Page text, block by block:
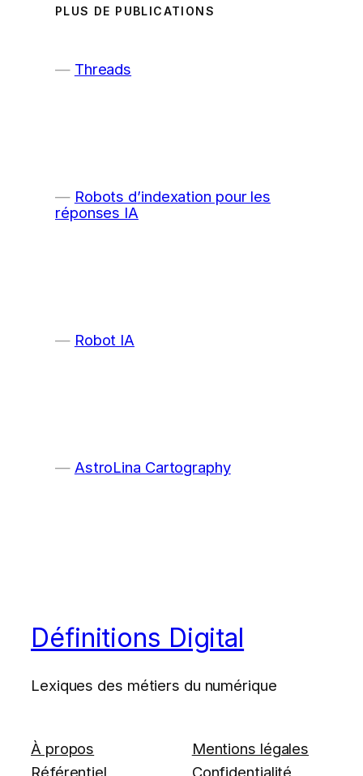
PLUS DE PUBLICATIONS
Threads
Robots d’indexation pour les
réponses IA
Robot IA
AstroLina Cartography
Définitions Digital
Lexiques des métiers du numérique
À propos
Référentiel
Mentions légales
Confidentialité